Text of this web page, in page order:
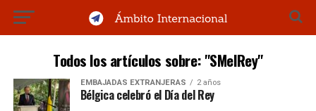
Todos los artículos sobre: "SMelRey"
EMBAJADAS EXTRANJERAS 2 años
Bélgica celebró el Día del Rey